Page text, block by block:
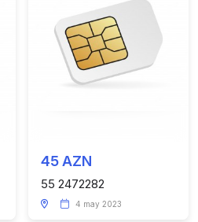
45 AZN
55 2472282
4 may 2023